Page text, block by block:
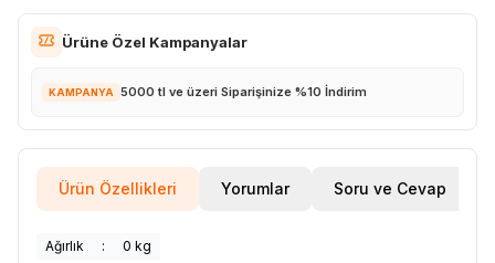
Ürüne Özel Kampanyalar
KAMPANYA 5000 tl ve üzeri Siparişinize %10 İndirim
Ürün Özellikleri Yorumlar Soru ve Cevap
Ağırlık : 0 kg